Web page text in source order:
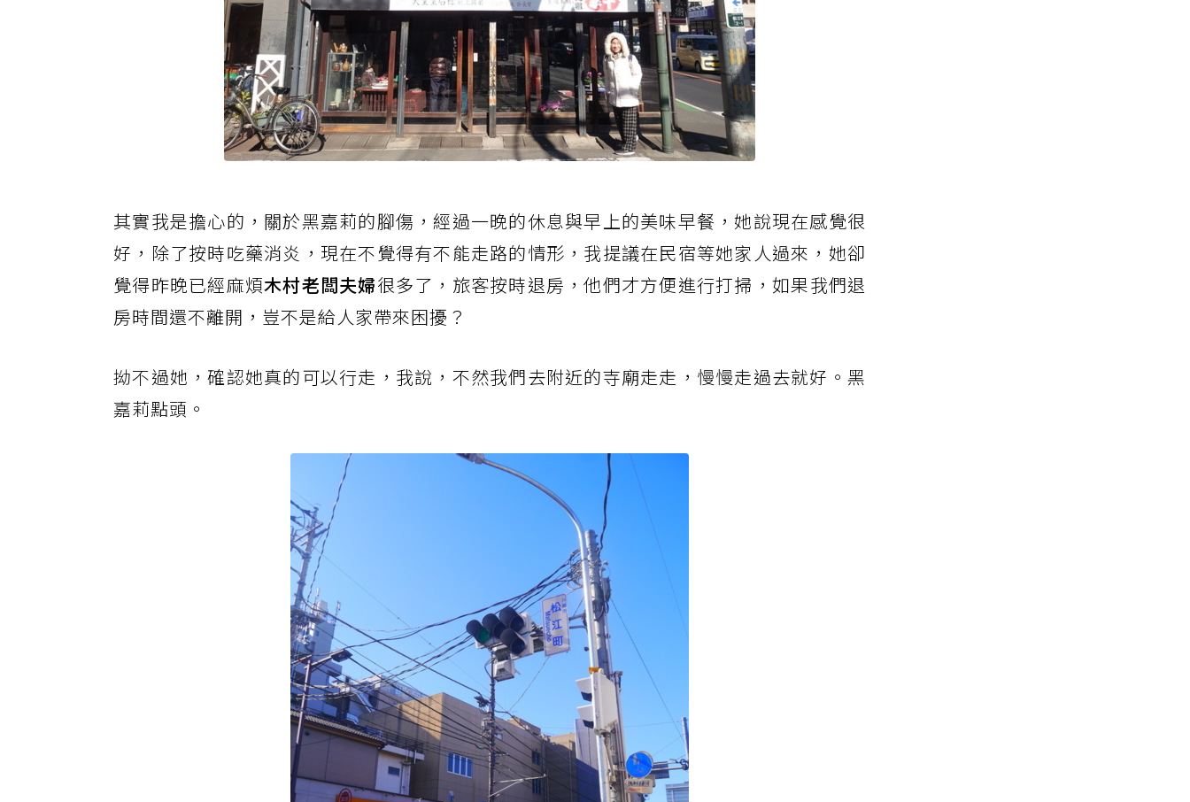
其實我是擔心的，關於黑嘉莉的腳傷，經過一晚的休息與早上的美味早餐，她說現在感覺很
好，除了按時吃藥消炎，現在不覺得有不能走路的情形，我提議在民宿等她家人過來，她卻
覺得昨晚已經麻煩木村老闆夫婦很多了，旅客按時退房，他們才方便進行打掃，如果我們退
房時間還不離開，豈不是給人家帶來困擾？
拗不過她，確認她真的可以行走，我說，不然我們去附近的寺廟走走，慢慢走過去就好。黑
嘉莉點頭。